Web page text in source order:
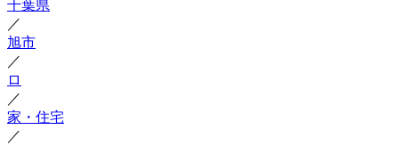
千葉県
／
旭市
／
ロ
／
家・住宅
／